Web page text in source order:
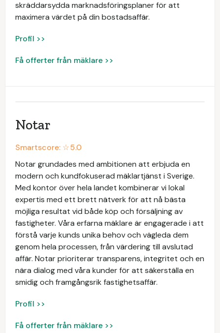
skräddarsydda marknadsföringsplaner för att
maximera värdet på din bostadsaffär.
Profil >>
Få offerter från mäklare >>
Notar
Smartscore: ☆5.0
Notar grundades med ambitionen att erbjuda en
modern och kundfokuserad mäklartjänst i Sverige.
Med kontor över hela landet kombinerar vi lokal
expertis med ett brett nätverk för att nå bästa
möjliga resultat vid både köp och försäljning av
fastigheter. Våra erfarna mäklare är engagerade i att
förstå varje kunds unika behov och vägleda dem
genom hela processen, från värdering till avslutad
affär. Notar prioriterar transparens, integritet och en
nära dialog med våra kunder för att säkerställa en
smidig och framgångsrik fastighetsaffär.
Profil >>
Få offerter från mäklare >>